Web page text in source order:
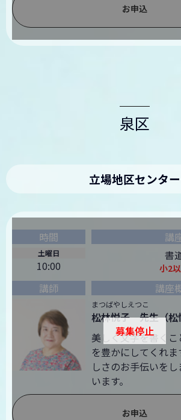
お申込
泉区
立場地区センター
土曜日
10:00
書
小2
まつばやしえつこ
松林悦子 先生（松
美しく文字を書く
を豊かにしてくれ
しさのお手伝いを
います。
お申込
募集停止